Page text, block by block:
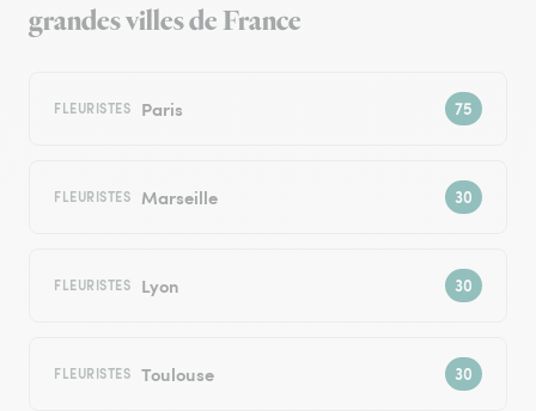
grandes villes de France
FLEURISTES Paris
FLEURISTES Marseille
FLEURISTES Lyon
FLEURISTES Toulouse